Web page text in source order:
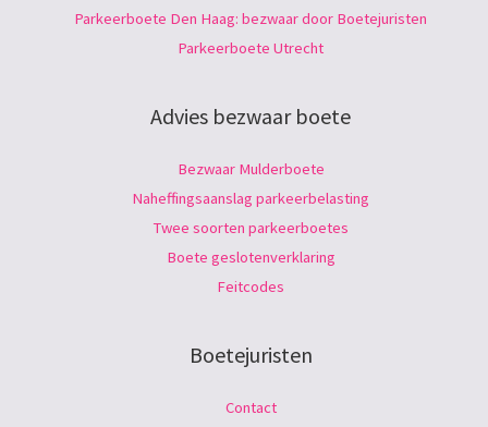
Parkeerboete Den Haag: bezwaar door Boetejuristen
Parkeerboete Utrecht
Advies bezwaar boete
Bezwaar Mulderboete
Naheffingsaanslag parkeerbelasting
Twee soorten parkeerboetes
Boete geslotenverklaring
Feitcodes
Boetejuristen
Contact